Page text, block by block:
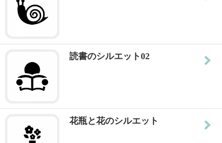
読書のシルエット02
花瓶と花のシルエット